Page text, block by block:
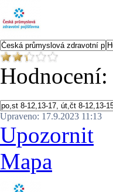
Hodnocení:
Upraveno: 17.9.2023 11:13
Upozornit
Mapa